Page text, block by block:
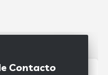
Contacto